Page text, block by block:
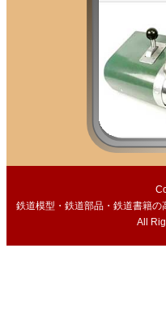
鉄道模型・鉄道部品・鉄道書籍の
All